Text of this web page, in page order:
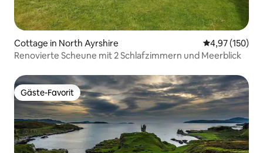
Cottage in North Ayrshire
4,97 (150)
Renovierte Scheune mit 2 Schlafzimmern und Meerblick
Gäste-Favorit
Gäste-Favorit